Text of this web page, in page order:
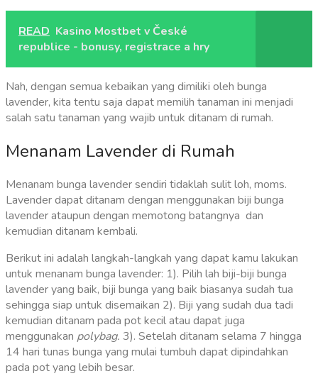
READ Kasino Mostbet v České
republice - bonusy, registrace a hry
Nah, dengan semua kebaikan yang dimiliki oleh bunga
lavender, kita tentu saja dapat memilih tanaman ini menjadi
salah satu tanaman yang wajib untuk ditanam di rumah.
Menanam Lavender di Rumah
Menanam bunga lavender sendiri tidaklah sulit loh, moms.
Lavender dapat ditanam dengan menggunakan biji bunga
lavender ataupun dengan memotong batangnya dan
kemudian ditanam kembali.
Berikut ini adalah langkah-langkah yang dapat kamu lakukan
untuk menanam bunga lavender: 1). Pilih lah biji-biji bunga
lavender yang baik, biji bunga yang baik biasanya sudah tua
sehingga siap untuk disemaikan 2). Biji yang sudah dua tadi
kemudian ditanam pada pot kecil atau dapat juga
menggunakan polybag. 3). Setelah ditanam selama 7 hingga
14 hari tunas bunga yang mulai tumbuh dapat dipindahkan
pada pot yang lebih besar.